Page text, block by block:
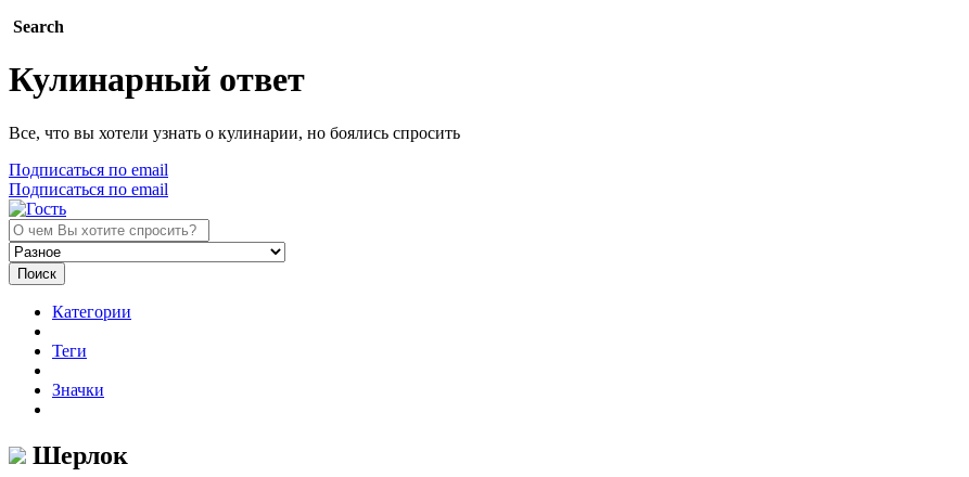
Search
Кулинарный ответ
Все, что вы хотели узнать о кулинарии, но боялись спросить
Подписаться по email
Подписаться по email
Поиск
Категории
Теги
Значки
Шерлок